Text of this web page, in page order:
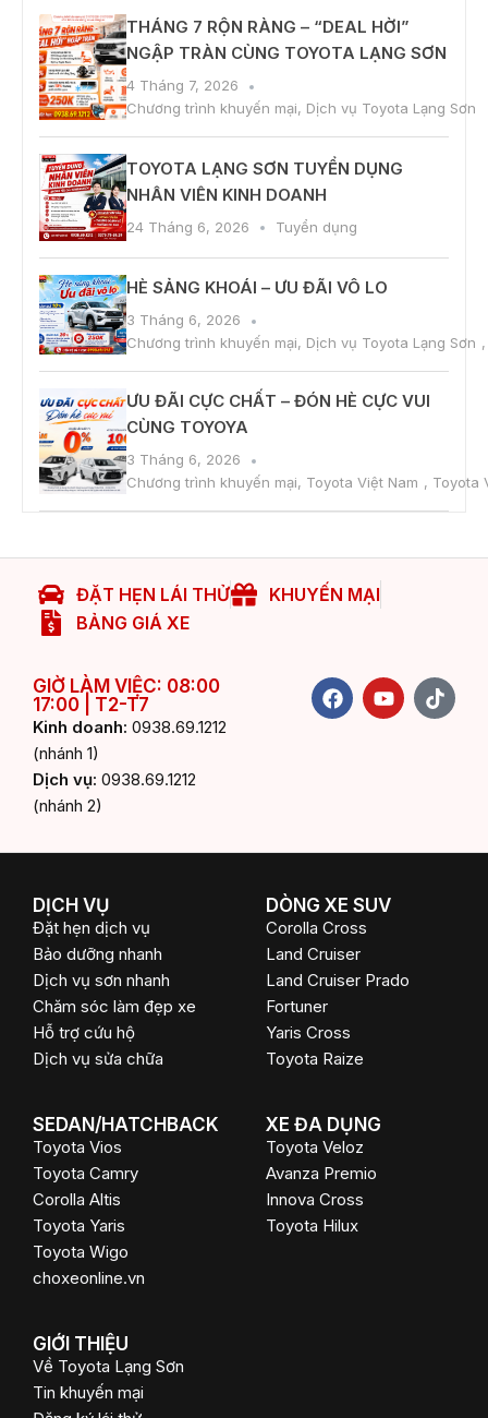
THÁNG 7 RỘN RÀNG – “DEAL HỜI”
NGẬP TRÀN CÙNG TOYOTA LẠNG SƠN
4 Tháng 7, 2026
Chương trình khuyến mại, Dịch vụ Toyota Lạng Sơn
TOYOTA LẠNG SƠN TUYỂN DỤNG
NHÂN VIÊN KINH DOANH
24 Tháng 6, 2026 Tuyển dụng
HÈ SẢNG KHOÁI – ƯU ĐÃI VÔ LO
3 Tháng 6, 2026
Chương trình khuyến mại, Dịch vụ Toyota Lạng Sơn
ƯU ĐÃI CỰC CHẤT – ĐÓN HÈ CỰC VUI
CÙNG TOYOYA
3 Tháng 6, 2026
Chương trình khuyến mại, Toyota Việt Nam , Toyota
ĐẶT HẸN LÁI THỬ
KHUYẾN MẠI
BẢNG GIÁ XE
GIỜ LÀM VIỆC: 08:00
17:00 | T2-T7
Kinh doanh: 0938.69.1212
(nhánh 1)
Dịch vụ: 0938.69.1212
(nhánh 2)
F
a
Y
o
T
i
DỊCH VỤ
Đặt hẹn dịch vụ
Bảo dưỡng nhanh
Dịch vụ sơn nhanh
Chăm sóc làm đẹp xe
Hỗ trợ cứu hộ
Dịch vụ sửa chữa
DÒNG XE SUV
Corolla Cross
Land Cruiser
Land Cruiser Prado
Fortuner
Yaris Cross
Toyota Raize
SEDAN/HATCHBACK
Toyota Vios
Toyota Camry
Corolla Altis
Toyota Yaris
Toyota Wigo
choxeonline.vn
XE ĐA DỤNG
Toyota Veloz
Avanza Premio
Innova Cross
Toyota Hilux
GIỚI THIỆU
Về Toyota Lạng Sơn
Tin khuyến mại